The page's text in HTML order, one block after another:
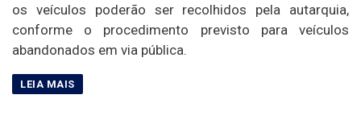
os veículos poderão ser recolhidos pela autarquia,
conforme o procedimento previsto para veículos
abandonados em via pública.